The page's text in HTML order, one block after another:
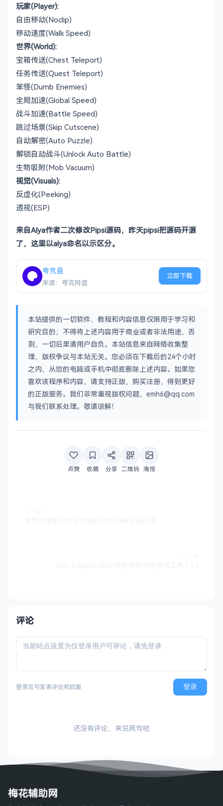
玩家(Player):
自由移动(Noclip)
移动速度(Walk Speed)
世界(World):
宝箱传送(Chest Teleport)
任务传送(Quest Teleport)
笨怪(Dumb Enemies)
全局加速(Global Speed)
战斗加速(Battle Speed)
跳过场景(Skip Cutscene)
自动解密(Auto Puzzle)
解锁自动战斗(Unlock Auto Battle)
生物吸附(Mob Vacuum)
视觉(Visuals):
反虚化(Peeking)
透视(ESP)
来自Alya作者二次修改Pipsi源码，昨天pipsi把源码开源
了，这里以alya命名以示区分。
夸克盘
来源：夸克网盘
立即下载
本站提供的一切软件、教程和内容信息仅限用于学习和
研究目的；不得将上述内容用于商业或者非法用途，否
则，一切后果请用户自负。本站信息来自网络收集整
理，版权争议与本站无关。您必须在下载后的24个小时
之内，从您的电脑或手机中彻底删除上述内容。如果您
喜欢该程序和内容，请支持正版，购买注册，得到更好
的正版服务。我们非常重视版权问题，emh6@qq.com
与我们联系处理。敬请谅解！
点赞 收藏 分享 二维码 海报
评论
登录后可发表评论和回复 登录
还没有评论，来说两句吧
梅花辅助网